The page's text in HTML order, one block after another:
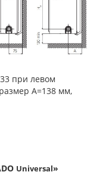
при левом
А=138 мм,
Universal»